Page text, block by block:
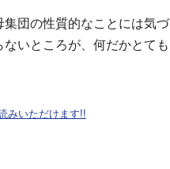
団の性質的なことには気づ
いところが、何だかとても
みいただけます!!